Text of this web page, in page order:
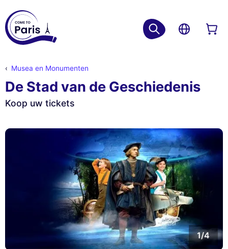
Musea en Monumenten
De Stad van de Geschiedenis
Koop uw tickets
1/4